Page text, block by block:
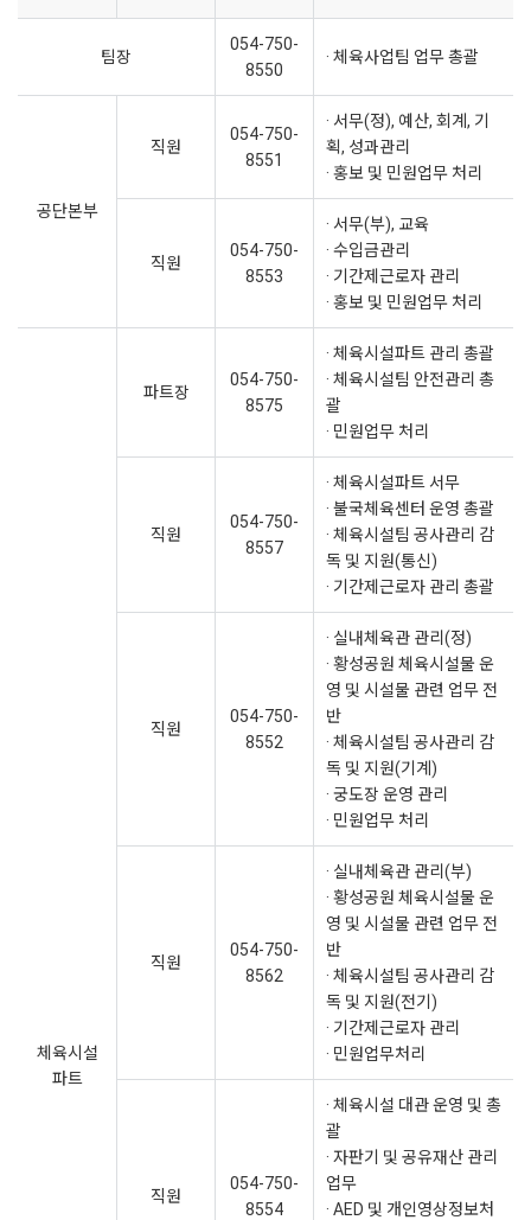
팀장
054-750-
8550
· 체육사업팀 업무 총괄
공단본부
직원
054-750-
8551
· 서무(정), 예산, 회계, 기
획, 성과관리
· 홍보 및 민원업무 처리
직원
054-750-
8553
· 서무(부), 교육
· 수입금관리
· 기간제근로자 관리
· 홍보 및 민원업무 처리
체육시설
파트
파트장
054-750-
8575
· 체육시설파트 관리 총괄
· 체육시설팀 안전관리 총
괄
· 민원업무 처리
직원
054-750-
8557
· 체육시설파트 서무
· 불국체육센터 운영 총괄
· 체육시설팀 공사관리 감
독 및 지원(통신)
· 기간제근로자 관리 총괄
직원
054-750-
8552
· 실내체육관 관리(정)
· 황성공원 체육시설물 운
영 및 시설물 관련 업무 전
반
· 체육시설팀 공사관리 감
독 및 지원(기계)
· 궁도장 운영 관리
· 민원업무 처리
직원
054-750-
8562
· 실내체육관 관리(부)
· 황성공원 체육시설물 운
영 및 시설물 관련 업무 전
반
· 체육시설팀 공사관리 감
독 및 지원(전기)
· 기간제근로자 관리
· 민원업무처리
직원
054-750-
8554
· 체육시설 대관 운영 및 총
괄
· 자판기 및 공유재산 관리
업무
· AED 및 개인영상정보처